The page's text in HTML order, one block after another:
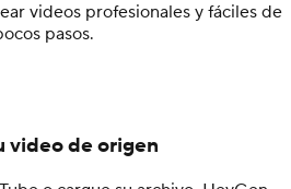
videos profesionales y fáciles de
pasos.
video de origen